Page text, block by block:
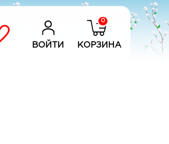
ВОЙТИ
0
КОРЗИНА